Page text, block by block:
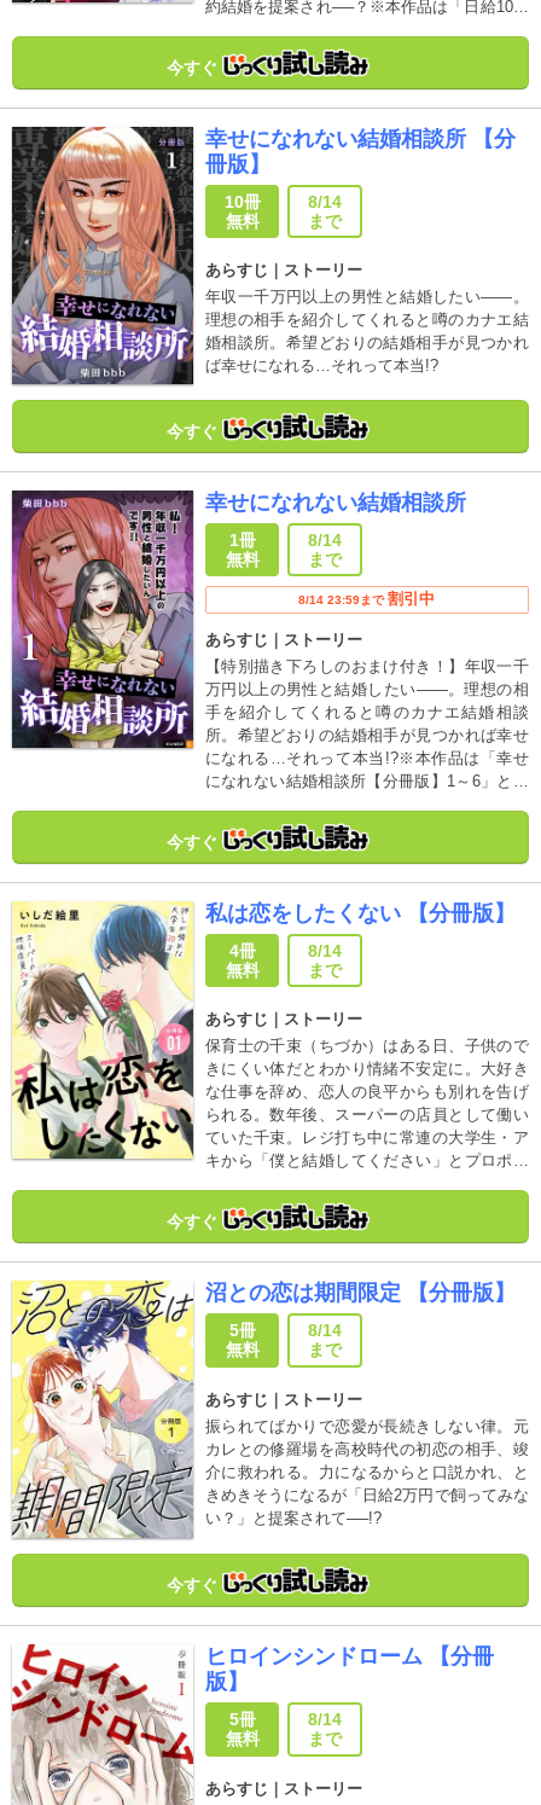
約結婚を提案され──？※本作品は「日給10万
います。重複購入にご注意ください。
今すぐ
幸せになれない結婚相談所 【分
冊版】
10冊
無料
8/14
まで
あらすじ｜ストーリー
年収一千万円以上の男性と結婚したい――。
理想の相手を紹介してくれると噂のカナエ結
婚相談所。希望どおりの結婚相手が見つかれ
ば幸せになれる…それって本当!?
今すぐ
幸せになれない結婚相談所
1冊
無料
8/14
まで
8/14 23:59まで 割引中
あらすじ｜ストーリー
【特別描き下ろしのおまけ付き！】年収一千
万円以上の男性と結婚したい――。理想の相
手を紹介してくれると噂のカナエ結婚相談
所。希望どおりの結婚相手が見つかれば幸せ
になれる…それって本当!?※本作品は「幸せ
になれない結婚相談所【分冊版】1～6」と同
ださい。
今すぐ
私は恋をしたくない 【分冊版】
4冊
無料
8/14
まで
あらすじ｜ストーリー
保育士の千束（ちづか）はある日、子供ので
きにくい体だとわかり情緒不安定に。大好き
な仕事を辞め、恋人の良平からも別れを告げ
られる。数年後、スーパーの店員として働い
ていた千束。レジ打ち中に常連の大学生・ア
キから「僕と結婚してください」とプロポー
今すぐ
沼との恋は期間限定 【分冊版】
5冊
無料
8/14
まで
あらすじ｜ストーリー
振られてばかりで恋愛が長続きしない律。元
カレとの修羅場を高校時代の初恋の相手、竣
介に救われる。力になるからと口説かれ、と
きめきそうになるが「日給2万円で飼ってみな
い？」と提案されて──!?
今すぐ
ヒロインシンドローム 【分冊
版】
5冊
無料
8/14
まで
あらすじ｜ストーリー